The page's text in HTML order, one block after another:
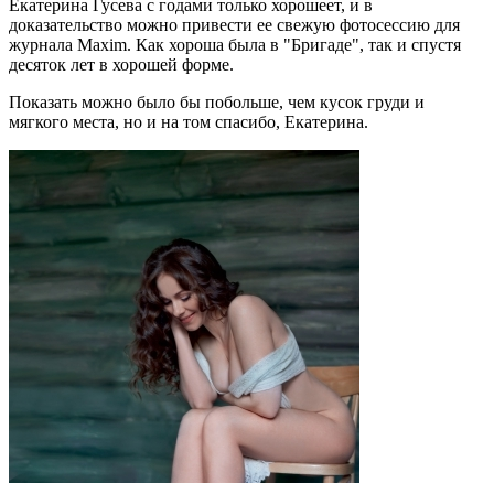
Екатерина Гусева с годами только хорошеет, и в
доказательство можно привести ее свежую фотосессию для
журнала Maxim. Как хороша была в "Бригаде", так и спустя
десяток лет в хорошей форме.
Показать можно было бы побольше, чем кусок груди и
мягкого места, но и на том спасибо, Екатерина.